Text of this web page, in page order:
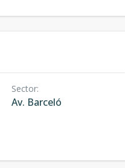
Sector:
Av. Barceló